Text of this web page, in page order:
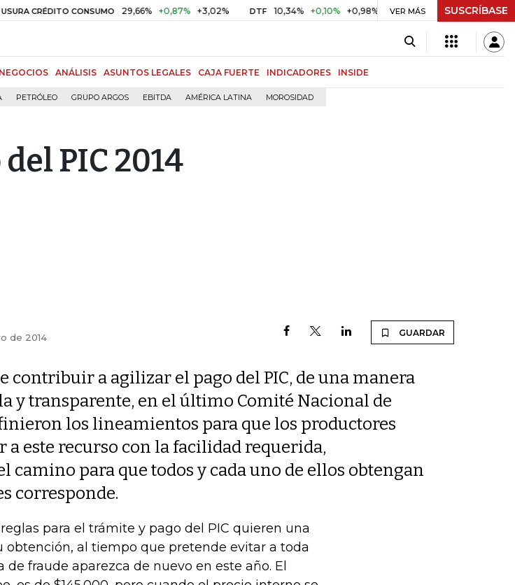
CONSUMO 29,66% +0,87% +3,02% DTF 10,34% +0,10% +0,98% UVR $ 416,86 +$ 0,05 +0,01%
VER MÁS SUSCRÍBASE
ANÁLISIS ASUNTOS LEGALES CAJA FUERTE INDICADORES INSIDE
PETRÓLEO GRUPO ARGOS EBITDA AMÉRICA LATINA MOROSIDAD
PIC 2014
de 2014 GUARDAR
contribuir a agilizar el pago del PIC, de una manera
y transparente, en el último Comité Nacional de
los lineamientos para que los productores
a este recurso con la facilidad requerida,
camino para que todos y cada uno de ellos obtengan
corresponde.
para el trámite y pago del PIC quieren una
obtención, al tiempo que pretende evitar a toda
fraude aparezca de nuevo en este año. El